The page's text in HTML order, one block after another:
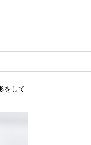
をして